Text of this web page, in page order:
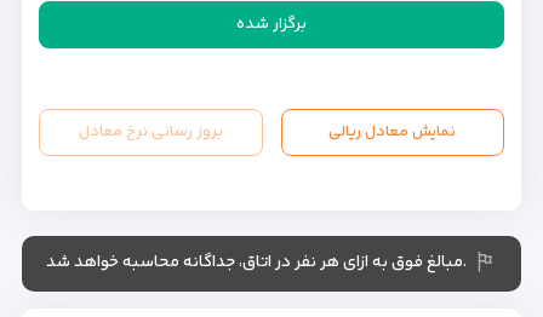
برگزار شده
نمایش معادل ریالی بروز رسانی نرخ معادل
.مبالغ فوق به ازای هر نفر در اتاق، جداگانه محاسبه خواهد شد